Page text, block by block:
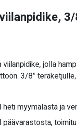
jolla
3/8″
heti myymälästä ja
päävarastosta,